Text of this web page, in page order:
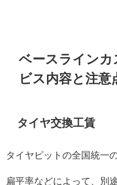
ベースライン
ビス内容と注意
タイヤ交換工賃
タイヤピットの全国統一
扁平率などによって、別